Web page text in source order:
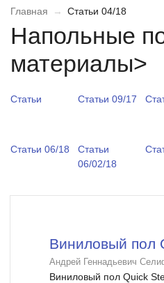
Главная → Статьи 04/18
Напольные
материалы>
Статьи Статьи 09/17
Статьи 06/18
Статьи
06/02/18
Виниловый пол
Андрей Геннадьевич
Виниловый пол Quick